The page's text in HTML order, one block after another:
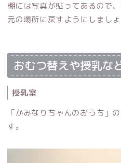
棚には写真が貼ってあるので
元の場所に戻すようにしましょ
おむつ替えや授乳な
授乳室
「かみなりちゃんのおうち」
す。